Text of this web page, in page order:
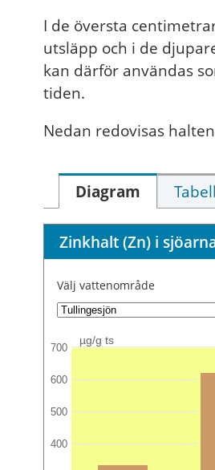
I de översta
utsläpp och i de
kan därför användas
tiden.
Nedan redovisas
Diagram Tabell
Zinkhalt (Zn) i
Välj vattenområde
µg/g ts
400
500
600
700